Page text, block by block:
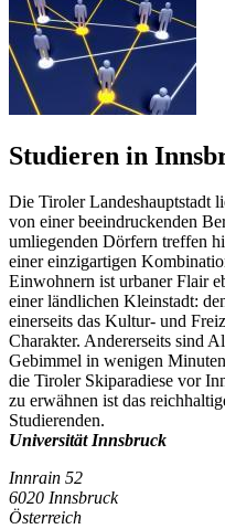
Studieren in
Die Tiroler Landeshauptstadt
von einer beeindruckenden
umliegenden Dörfern treffen
einer einzigartigen
Einwohnern ist urbaner Flair
einer ländlichen Kleinstadt:
einerseits das Kultur- und
Charakter. Andererseits sind
Gebimmel in wenigen
die Tiroler Skiparadiese vor
zu erwähnen ist das
Studierenden.
Universität Innsbruck
Innrain 52
6020 Innsbruck
Österreich